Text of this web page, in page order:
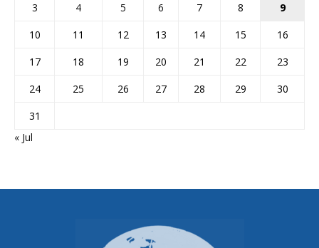
3
4 5 6 7 8
9
10
11 12 13 14 15
16
17
18 19 20 21 22
23
24
25 26 27 28 29
30
31
« Jul